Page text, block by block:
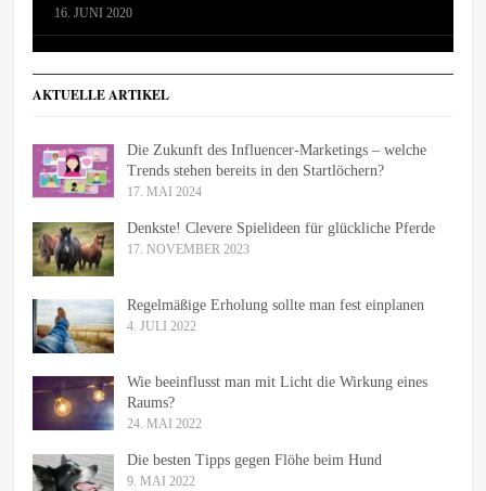
16. JUNI 2020
AKTUELLE ARTIKEL
Die Zukunft des Influencer-Marketings – welche
Trends stehen bereits in den Startlöchern?
17. MAI 2024
Denkste! Clevere Spielideen für glückliche Pferde
17. NOVEMBER 2023
Regelmäßige Erholung sollte man fest einplanen
4. JULI 2022
Wie beeinflusst man mit Licht die Wirkung eines
Raums?
24. MAI 2022
Die besten Tipps gegen Flöhe beim Hund
9. MAI 2022